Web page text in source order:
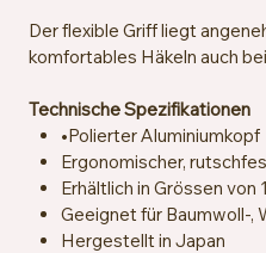
Der flexible Griff liegt
komfortables Häkeln auch
Technische Spezifikationen
•Polierter Aluminiumkopf
Ergonomischer,
Erhältlich in Grössen von
Geeignet für Baumwoll-,
Hergestellt in Japan